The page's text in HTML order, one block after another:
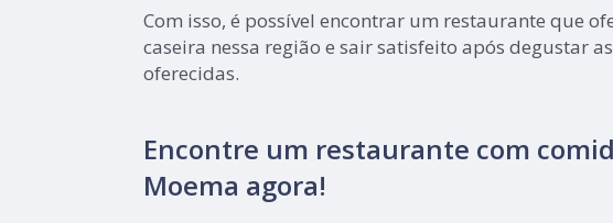
Com isso, é possível encontrar um restaurante que
caseira nessa região e sair satisfeito após degustar
oferecidas.
Encontre um restaurante com
Moema agora!